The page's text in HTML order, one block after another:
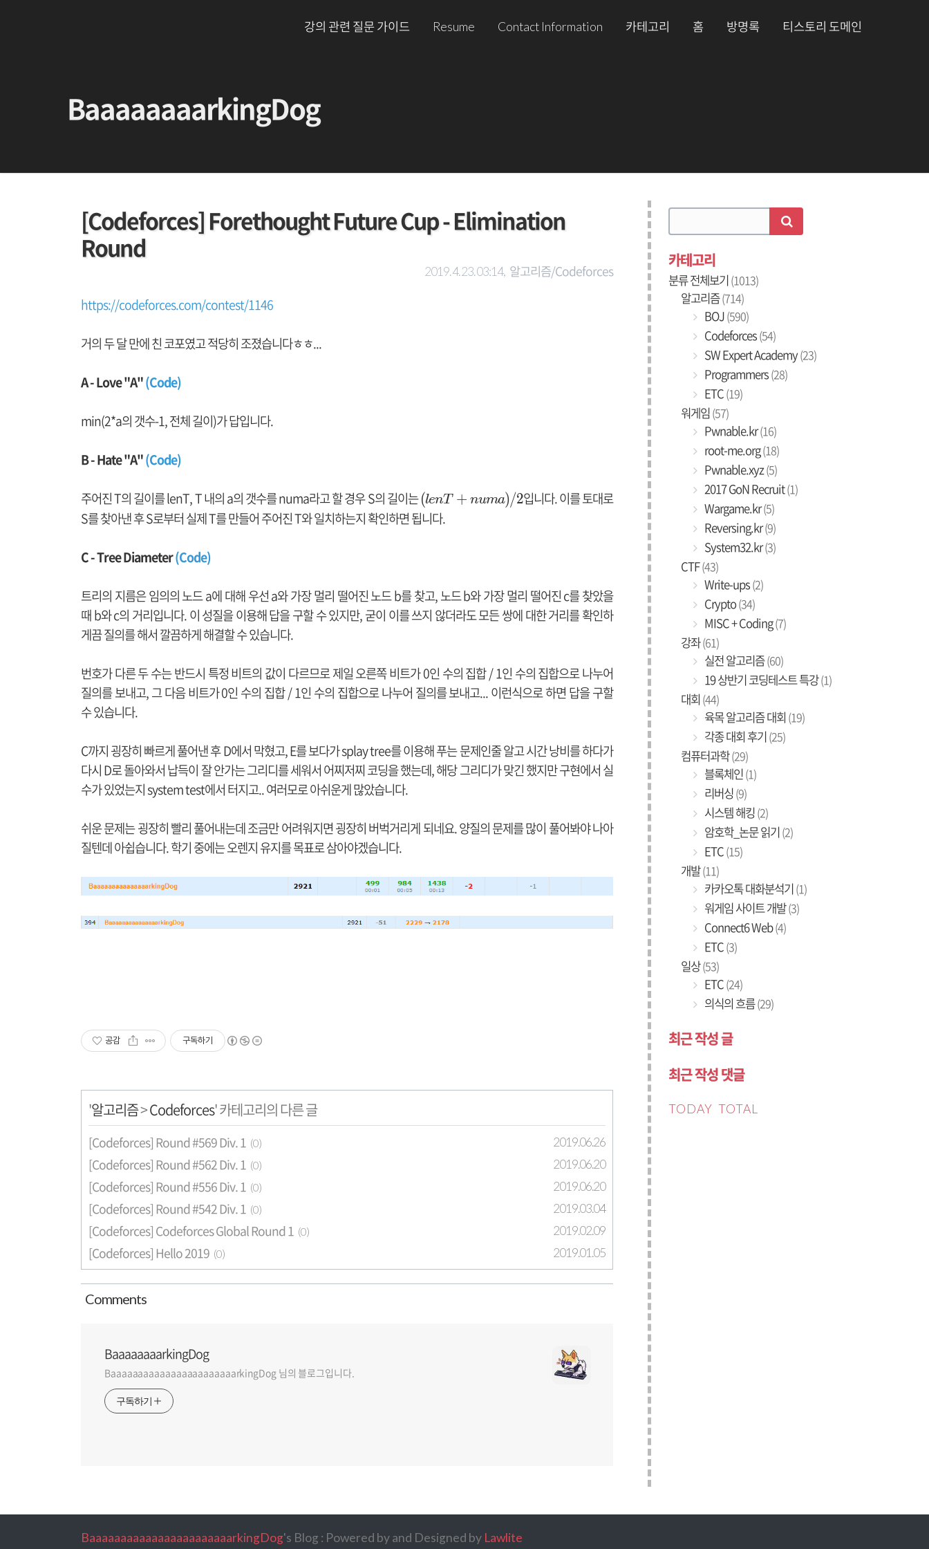
강의 관련 질문 가이드 Resume Contact Information 카테고리 홈 방명록 티스토리 도메인
BaaaaaaaarkingDog
[Codeforces] Forethought Future Cup - Elimination
Round
2019. 4. 23. 03:14, 알고리즘/Codeforces
https://codeforces.com/contest/1146
거의 두 달 만에 친 코포였고 적당히 조졌습니다ㅎㅎ...
A - Love "A"(Code)
min(2*a의 갯수-1, 전체 길이)가 답입니다.
B - Hate "A"(Code)
주어진 T의 길이를 lenT, T 내의 a의 갯수를 numa라고 할 경우 S의 길이는(l
e
u
m
2
(lenT + numa)/2입니다. 이를 토대로
S를 찾아낸 후 S로부터 실제 T를 만들어 주어진 T와 일치하는지 확인하면 됩니다.
C - Tree Diameter(Code)
트리의 지름은 임의의 노드 a에 대해 우선 a와 가장 멀리 떨어진 노드 b를 찾고, 노드 b와 가장 멀리 떨어진 c를 찾았을
때 b와 c의 거리입니다. 이 성질을 이용해 답을 구할 수 있지만, 굳이 이를 쓰지 않더라도 모든 쌍에 대한 거리를 확인하
게끔 질의를 해서 깔끔하게 해결할 수 있습니다.
번호가 다른 두 수는 반드시 특정 비트의 값이 다르므로 제일 오른쪽 비트가 0인 수의 집합 / 1인 수의 집합으로 나누어
질의를 보내고, 그 다음 비트가 0인 수의 집합 / 1인 수의 집합으로 나누어 질의를 보내고... 이런식으로 하면 답을 구할
수 있습니다.
C까지 굉장히 빠르게 풀어낸 후 D에서 막혔고, E를 보다가 splay tree를 이용해 푸는 문제인줄 알고 시간 낭비를 하다가
다시 D로 돌아와서 납득이 잘 안가는 그리디를 세워서 어찌저찌 코딩을 했는데, 해당 그리디가 맞긴 했지만 구현에서 실
수가 있었는지 system test에서 터지고.. 여러모로 아쉬운게 많았습니다.
쉬운 문제는 굉장히 빨리 풀어내는데 조금만 어려워지면 굉장히 버벅거리게 되네요. 양질의 문제를 많이 풀어봐야 나아
질텐데 아쉽습니다. 학기 중에는 오렌지 유지를 목표로 삼아야겠습니다.
공감 구독하기
'알고리즘>Codeforces' 카테고리의 다른 글
[Codeforces] Round #569 Div. 1 (0) 2019.06.26
[Codeforces] Round #562 Div. 1 (0) 2019.06.20
[Codeforces] Round #556 Div. 1 (0) 2019.06.20
[Codeforces] Round #542 Div. 1 (0) 2019.03.04
[Codeforces] Codeforces Global Round 1 (0) 2019.02.09
[Codeforces] Hello 2019 (0) 2019.01.05
Comments
BaaaaaaaarkingDog
BaaaaaaaaaaaaaaaaaaaaaaarkingDog 님의 블로그입니다.
구독하기
카테고리
분류 전체보기(1013)
알고리즘(714)
BOJ(590)
Codeforces(54)
SW Expert Academy(23)
Programmers(28)
ETC(19)
워게임(57)
Pwnable.kr(16)
root-me.org(18)
Pwnable.xyz(5)
2017 GoN Recruit(1)
Wargame.kr(5)
Reversing.kr(9)
System32.kr(3)
CTF(43)
Write-ups(2)
Crypto(34)
MISC + Coding(7)
강좌(61)
실전 알고리즘(60)
19 상반기 코딩테스트 특강(1)
대회 (44)
육목 알고리즘 대회 (19)
각종 대회 후기(25)
컴퓨터과학(29)
블록체인(1)
리버싱(9)
시스템 해킹(2)
암호학_논문 읽기(2)
ETC(15)
개발(11)
카카오톡 대화분석기(1)
워게임 사이트 개발(3)
Connect6 Web(4)
ETC(3)
일상(53)
ETC(24)
의식의 흐름(29)
최근 작성 글
최근 작성 댓글
TODAY TOTAL
BaaaaaaaaaaaaaaaaaaaaaaarkingDog's Blog : Powered byand Designed by Lawlite